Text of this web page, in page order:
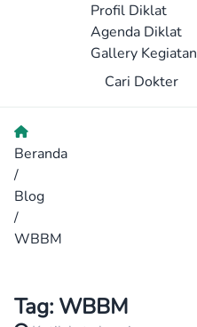
Profil Diklat
Agenda Diklat
Gallery Kegiatan
Cari Dokter
Beranda
/
Blog
/
WBBM
Tag: WBBM